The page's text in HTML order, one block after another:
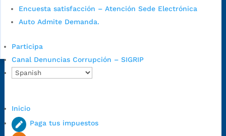
Encuesta satisfacción – Atención Sede Electrónica
Auto Admite Demanda.
Participa
Canal Denuncias Corrupción – SIGRIP
Inicio
Paga tus impuestos
Dirección Fase I:Calle 35 # 10-43, Bucaramanga, Santander,
Colombia
Código Postal: